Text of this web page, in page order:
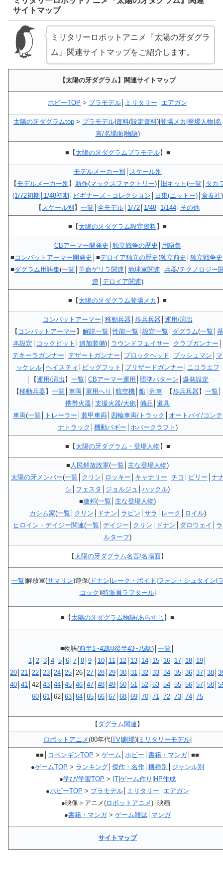
サイトマップ
ミリタリーロボットアニメ『太陽の牙ダグラ
ム』関連サイトマップをご紹介します。
【太陽の牙ダグラム】関連サイトマップ
ホビーTOP > プラモデル ミリタリー エアガン
太陽の牙ダグラムtop > プラモデル 資料(設定資料)| 登場メカ 登場人物 名
言/名場面| 物語)
■【太陽の牙ダグラムプラモデル】■
モデルメーカー別
スケール別
【 モデルメーカー別 】 新作(マックスファクトリー)│ 旧キット (一覧
タカ
(1/72初期│1/48初期
ビギナーズ・コレクション 日東(ニットー)│ 童友社)
【 スケール別 】 一覧 全モデル 1/72 1/48 1/144 その他
■【太陽の牙ダグラム設定資料】■
CBアーマー開発史 独立戦争の歴史
用語集
■ コンバットアーマー開発史 │■デロイア独立の歴史(独立前史 独立戦争史
■ダグラム用語集(一覧 革命ゲリラ関連 地球軍関連 兵器/テクノロジー
連 デロイア関連)
■【太陽の牙ダグラム登場メカ 】■
コンバットアーマー 移動兵器 歩兵兵器 運用/演出
【 コンバットアーマー 】 解説一覧 │性能一覧 設定一覧 ダグラム(一覧 基
本設定
コックピット 追加装備)│ ラウンドフェイサー クラブガンナー
テキーラガンナー デザートガンナー ブロックヘッド ブッシュマン
マ
ッケレル│ ヘイスティ ビッグフット ブリザードガンナー
ニコラエフ
│【運用/演出 】 一覧 CBアーマー運用 照準パターン 爆発設定
【移動兵器 】 一覧 車両 軍用へり 航空機 船 列車 │【歩兵兵器 】 一覧
携帯火器 支援火器/大砲 備品 道具
車両(一覧 トレーラー 装甲車両 四輪車両/トラック
オートバイ/コンテ
ナトラック
機動バギー ホバークラフト )
■【太陽の牙ダグラム・登場人物 】■
■ 人民解放政軍(一覧 主な登場人物)
太陽の牙メンバー(一覧 クリン ロッキー キャナリー チコ ビリー ナ
シ
フェスタ ジョルジュ ハックル)
■連邦(一覧 主な登場人物)
カシム家(一覧 クリン ドナン ラビン サラ レーク ロイル)
ヒロイン・デイジー関連(一覧 デイジー クリン ドナン ダロウェイ
ラ
ルターフ)
【太陽の牙ダグラム名言/名場面】
一覧 |解放軍(サマリン)連保(ドナン レーク・ボイド フォン・シュタイン
コック)| 特派員ラフタール|
■【太陽の牙ダグラム物語/あらすじ 】■
■物語(前半1~42話 後半43~75話)│ 一覧
1│ 2│ 3│ 4│ 5│ 6│ 7│ 8│ 9│ 10│ 11│ 12│ 13│ 14│ 15│ 16│ 17│ 18│ 19│
20 21 22 23 24 25 │26│ 27 28 29 30 31 32 33 34 35 36 37 38
40 41 │42│ 43 44 45 46 47 48 49 50 51 52 53 54 55 56 57 58
60 61 │62│ 63 64 65 66 67 68 69 70 71 72 73 74 75
【 ダグラム関連 】
ロボットアニメ(80年代| TV 劇場)| ミリタリーモデル
■■│ コペンギンTOP > ゲーム ホビー 書籍・マンガ│■■
●ゲームTOP > ランキング 傑作・名作 機種別
ジャンル別
●学び/学習TOP > IT ゲーム作り HP作成
●ホビーTOP > プラモデル ミリタリー
エアガン
●映像＞アニメ(ロボットアニメ)│映画│
●書籍・マンガ> ゲーム雑誌 マンガ
サイトマップ